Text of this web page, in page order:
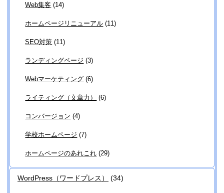
Web集客 (14)
ホームページリニューアル (11)
SEO対策 (11)
ランディングページ (3)
Webマーケティング (6)
ライティング（文章力） (6)
コンバージョン (4)
学校ホームページ (7)
ホームページのあれこれ (29)
WordPress（ワードプレス） (34)